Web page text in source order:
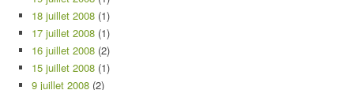
18 juillet 2008 (1)
17 juillet 2008 (1)
16 juillet 2008 (2)
15 juillet 2008 (1)
9 juillet 2008 (2)